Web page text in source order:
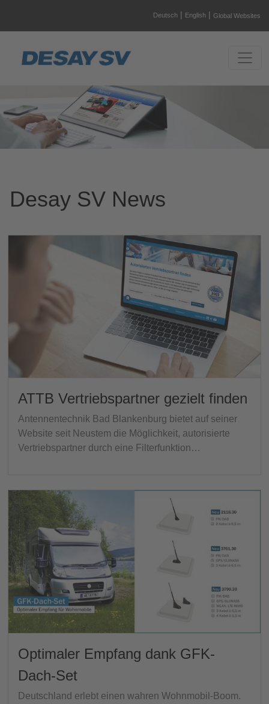
Deutsch | English | Global Websites
Desay SV News
ATTB Vertriebspartner gezielt finden
Antennentechnik Bad Blankenburg bietet auf seiner
Website seit Neustem die Möglichkeit, autorisierte
Vertriebspartner durch eine Filterfunktion…
Optimaler Empfang dank GFK-
Dach-Set
Deutschland erlebt einen wahren Wohnmobil-Boom.